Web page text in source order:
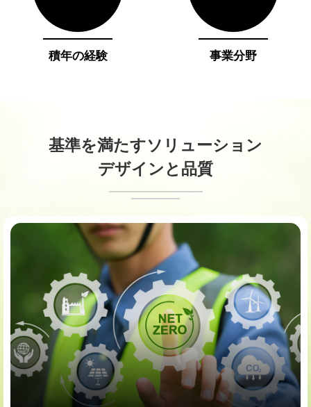
積年の経験 事業分野
基準を満たすソリューション
デザインと品質